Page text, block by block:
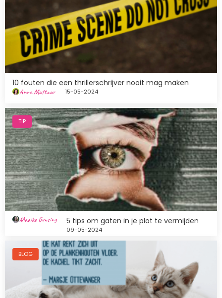
10 fouten die een thrillerschrijver nooit mag maken
Anna Mattaar 15-05-2024
TIP
Afbeelding
5 tips om gaten in je plot te vermijden
Maaike Gunsing
09-05-2024
BLOG
Afbeelding